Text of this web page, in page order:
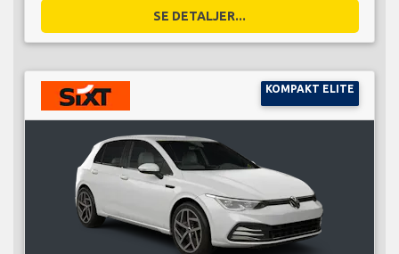
SE DETALJER...
KOMPAKT ELITE